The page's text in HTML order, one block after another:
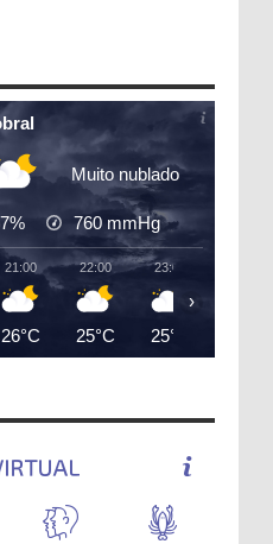
Muito nublado
760 mmHg
21:00
26°C
22:00
25°C
23:00
25°C
›